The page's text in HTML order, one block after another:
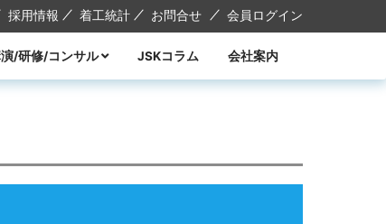
採用情報 着工統計 お問合せ 会員ログイン
/研修/コンサル JSKコラム 会社案内